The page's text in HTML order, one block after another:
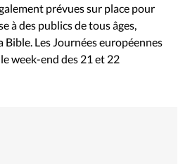
prévues sur place pour
à des publics de tous âges,
Bible. Les Journées européennes
week-end des 21 et 22